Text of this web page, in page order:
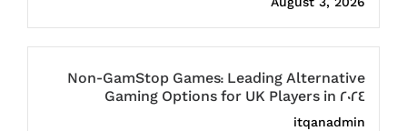
Non-GamStop Games: Leading Alternative
Gaming Options for UK Players in 2024
itqanadmin